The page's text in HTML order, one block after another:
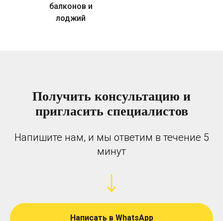
балконов и
лоджий
Получить консультацию и
пригласить специалистов
Напишите нам, и мы ответим в течение 5
минут
Написать в WhatsApp